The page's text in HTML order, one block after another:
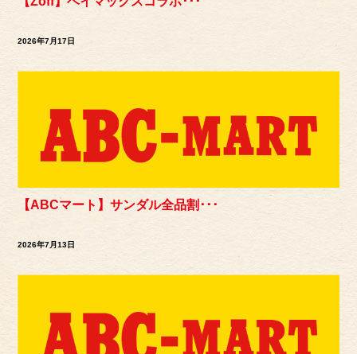
2026年7月17日
【ABCマート】サンダル全品割･･･
2026年7月13日